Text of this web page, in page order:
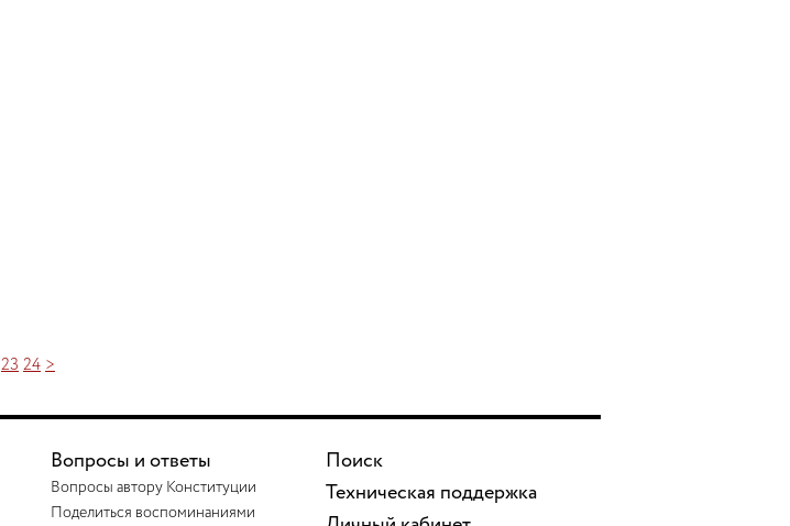
23 24 >
Вопросы и ответы
Вопросы автору Конституции
Поделиться воспоминаниями
Поиск
Техническая поддержка